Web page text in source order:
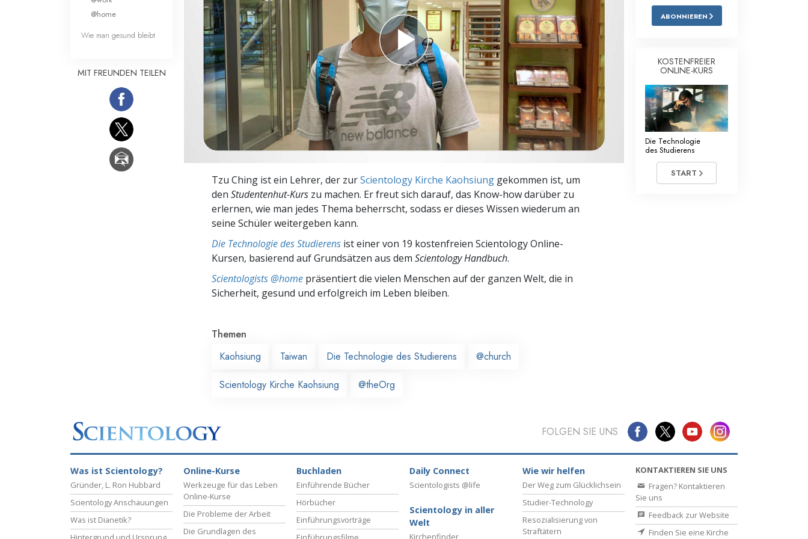
Liebe und Hass – Was ist Größe?
Antworten auf das Drogenproblem
Werkzeuge für den Arbeitsplatz
Ethik und die Zustände
Die Ursache von Unterdrückung
Ermittlungen
Grundlagen des Organisierens
Tzu Ching ist ein Lehrer, der zurScientology Kirche Kaohsiung gekommen ist, um
den Studentenhut-Kurs zu machen. Er freut sich darauf, das Know-how darüber zu
erlernen, wie man jedes Thema beherrscht, sodass er dieses Wissen wiederum an
seine Schüler weitergeben kann.
Die Technologie des Studierens ist einer von 19 kostenfreien Scientology Online-
Kursen, basierend auf Grundsätzen aus dem Scientology Handbuch.
Scientologists @home präsentiert die vielen Menschen auf der ganzen Welt, die in
Sicherheit, gesund und erfolgreich im Leben bleiben.
Themen
Kaohsiung
Taiwan Die Technologie des Studierens @church
Scientology Kirche Kaohsiung @theOrg
@home
Wie man gesund bleibt
MIT FREUNDEN TEILEN
ABONNIEREN
KOSTENFREIER
ONLINE-KURS
Die Technologie
des Studierens
START
FOLGEN SIE UNS
Was ist Scientology?
Gründer, L. Ron Hubbard
Scientology Anschauungen
Was ist Dianetik?
Online-Kurse
Werkzeuge für das Leben
Online-Kurse
Die Probleme der Arbeit
Die Grundlagen des
Buchladen
Einführende Bücher
Hörbücher
Einführungsvorträge
Daily Connect
Scientologists @life
Scientology in aller
Welt
Kirchenfinder
Wie wir helfen
Der Weg zum Glücklichsein
Studier-Technology
Resozialisierung von
Straftätern
KONTAKTIEREN SIE UNS
Fragen? Kontaktieren
Sie uns
Feedback zur Website
Finden Sie eine Kirche